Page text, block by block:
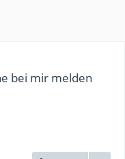
bei mir melden